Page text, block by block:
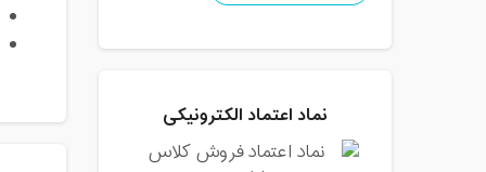
نماد اعتماد الکترونیکی